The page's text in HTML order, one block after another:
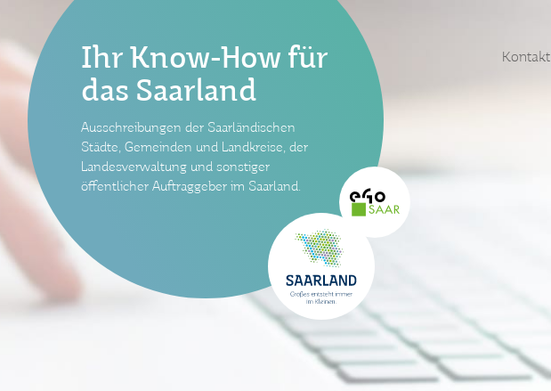
Ihr Know-How für
das Saarland
Ausschreibungen der Saarländischen
Städte, Gemeinden und Landkreise, der
Landesverwaltung und sonstiger
öffentlicher Auftraggeber im Saarland.
Kontakt